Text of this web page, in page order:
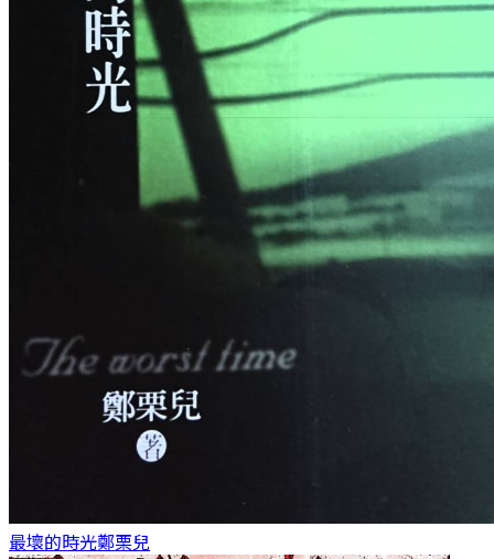
最壞的時光鄭栗兒